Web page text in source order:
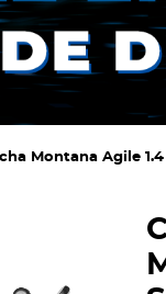
Montana Agile